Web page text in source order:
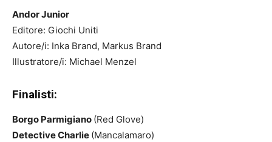
Andor Junior
Editore: Giochi Uniti
Autore/i: Inka Brand, Markus Brand
Illustratore/i: Michael Menzel
Finalisti:
Borgo Parmigiano (Red Glove)
Detective Charlie (Mancalamaro)